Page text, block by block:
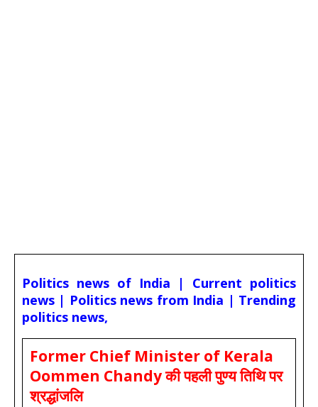
Politics news of India | Current politics
news | Politics news from India | Trending
politics news,
Former Chief Minister of Kerala
Oommen Chandy की पहली पुण्य तिथि पर
श्रद्धांजलि